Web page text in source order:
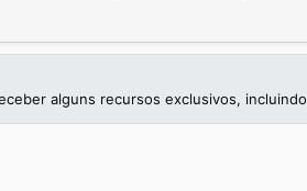
alguns recursos exclusivos, incluindo